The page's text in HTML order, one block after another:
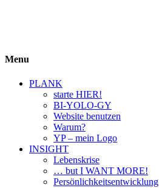
Menu
PLANK
starte HIER!
BI-YOLO-GY
Website benutzen
Warum?
YP – mein Logo
INSIGHT
Lebenskrise
… but I WANT MORE!
Persönlichkeitsentwicklung